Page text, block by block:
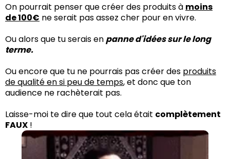
On pourrait penser que créer des produits à moins
de 100€ ne serait pas assez cher pour en vivre.
Ou alors que tu serais enpanne d'idées sur le long
terme.
Ou encore que tu ne pourrais pas créer des produits
de qualité en si peu de temps, et donc que ton
audience ne rachèterait pas.
Laisse-moi te dire que tout cela était complètement
FAUX !